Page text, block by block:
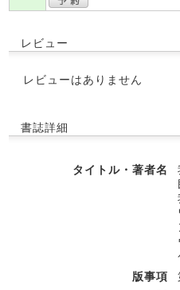
レビュー
レビューはありません
書誌詳細
タイトル・著者名
版事項